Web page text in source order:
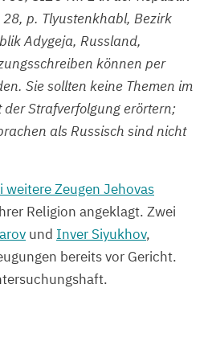
p. Tlyustenkhabl, Bezirk
Adygeja, Russland,
können per
Sie sollten keine Themen im
Strafverfolgung erörtern;
als Russisch sind nicht
weitere Zeugen Jehovas
Religion angeklagt. Zwei
und Inver Siyukhov,
bereits vor Gericht.